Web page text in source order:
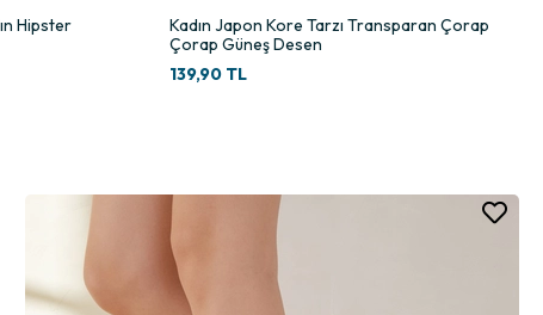
Hipster
Kadın Japon Kore Tarzı Transparan Çorap
Çorap Güneş Desen
139,90 TL